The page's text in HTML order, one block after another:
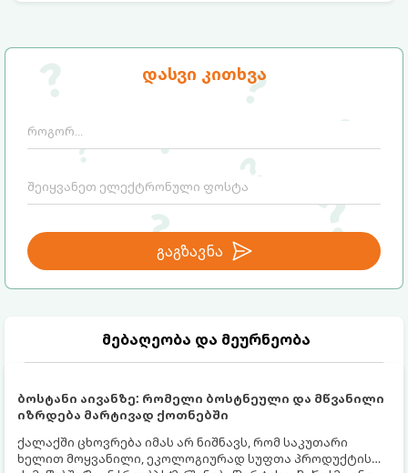
დასვი კითხვა
გაგზავნა
მებაღეობა და მეურნეობა
ბოსტანი აივანზე: რომელი ბოსტნეული და მწვანილი
იზრდება მარტივად ქოთნებში
ქალაქში ცხოვრება იმას არ ნიშნავს, რომ საკუთარი
ხელით მოყვანილი, ეკოლოგიურად სუფთა პროდუქტის